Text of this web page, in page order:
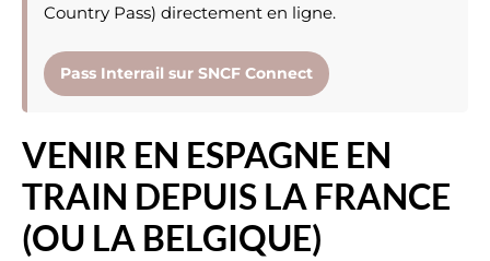
Country Pass) directement en ligne.
Pass Interrail sur SNCF Connect
VENIR EN ESPAGNE EN
TRAIN DEPUIS LA FRANCE
(OU LA BELGIQUE)